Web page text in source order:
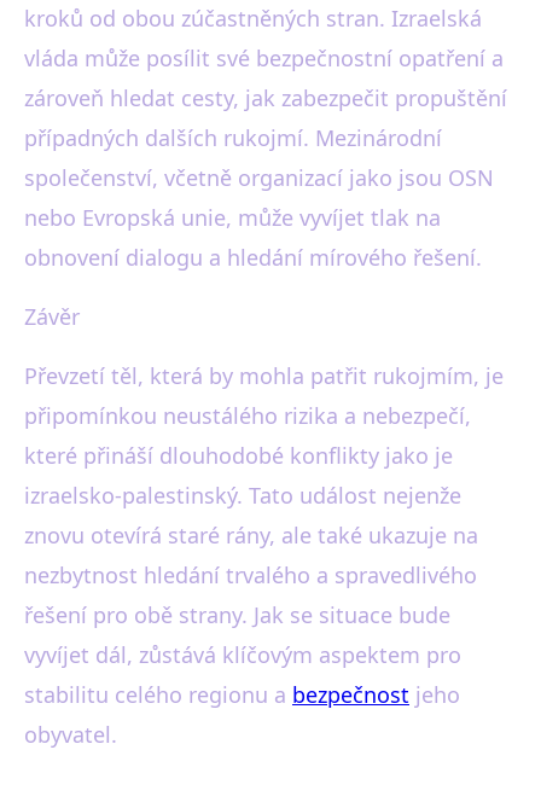
kroků od obou zúčastněných stran. Izraelská
vláda může posílit své bezpečnostní opatření a
zároveň hledat cesty, jak zabezpečit propuštění
případných dalších rukojmí. Mezinárodní
společenství, včetně organizací jako jsou OSN
nebo Evropská unie, může vyvíjet tlak na
obnovení dialogu a hledání mírového řešení.
Závěr
Převzetí těl, která by mohla patřit rukojmím, je
připomínkou neustálého rizika a nebezpečí,
které přináší dlouhodobé konflikty jako je
izraelsko-palestinský. Tato událost nejenže
znovu otevírá staré rány, ale také ukazuje na
nezbytnost hledání trvalého a spravedlivého
řešení pro obě strany. Jak se situace bude
vyvíjet dál, zůstává klíčovým aspektem pro
stabilitu celého regionu a bezpečnost jeho
obyvatel.